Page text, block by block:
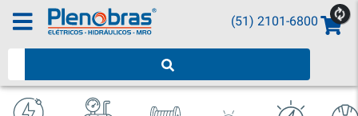
(51) 2101-6800